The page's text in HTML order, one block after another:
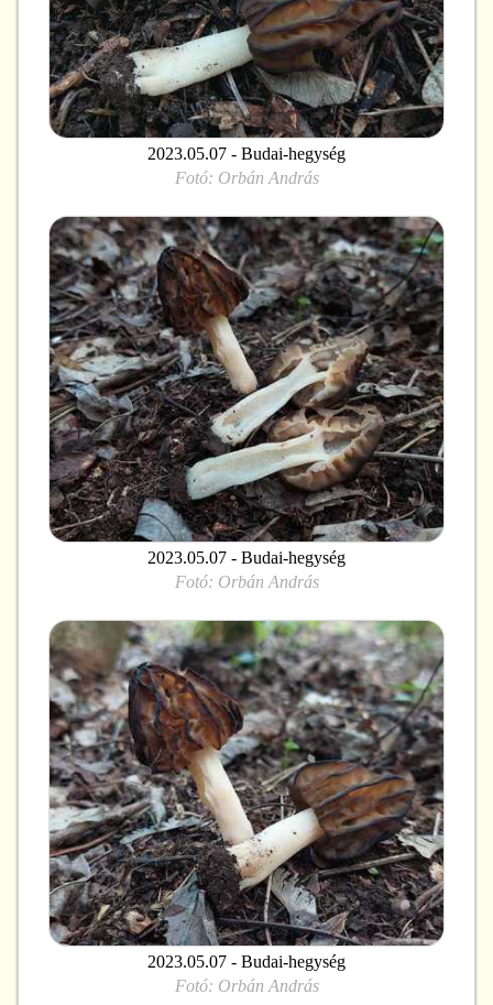
2023.05.07 - Budai-hegység
Fotó: Orbán András
2023.05.07 - Budai-hegység
Fotó: Orbán András
2023.05.07 - Budai-hegység
Fotó: Orbán András